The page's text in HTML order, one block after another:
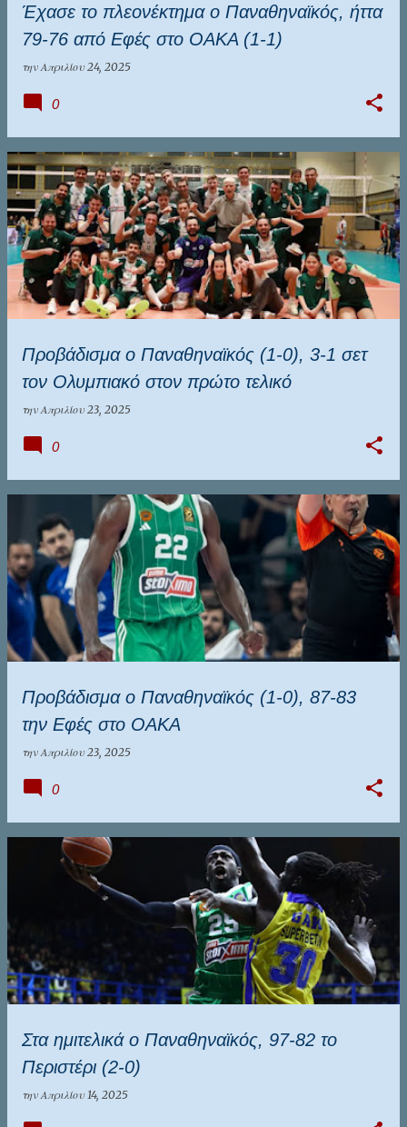
Έχασε το πλεονέκτημα ο Παναθηναϊκός, ήττα
79-76 από Εφές στο ΟΑΚΑ (1-1)
την Απριλίου 24, 2025
0
Προβάδισμα ο Παναθηναϊκός (1-0), 3-1 σετ
τον Ολυμπιακό στον πρώτο τελικό
την Απριλίου 23, 2025
0
Προβάδισμα ο Παναθηναϊκός (1-0), 87-83
την Εφές στο ΟΑΚΑ
την Απριλίου 23, 2025
0
Στα ημιτελικά ο Παναθηναϊκός, 97-82 το
Περιστέρι (2-0)
την Απριλίου 14, 2025